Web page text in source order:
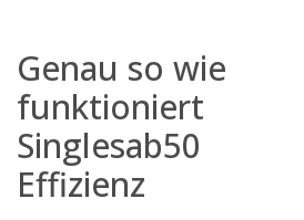
Genau so wie
funktioniert
Singlesab50
Effizienz